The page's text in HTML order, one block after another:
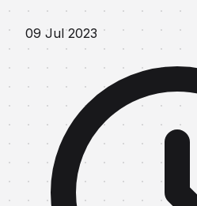
09 Jul 2023